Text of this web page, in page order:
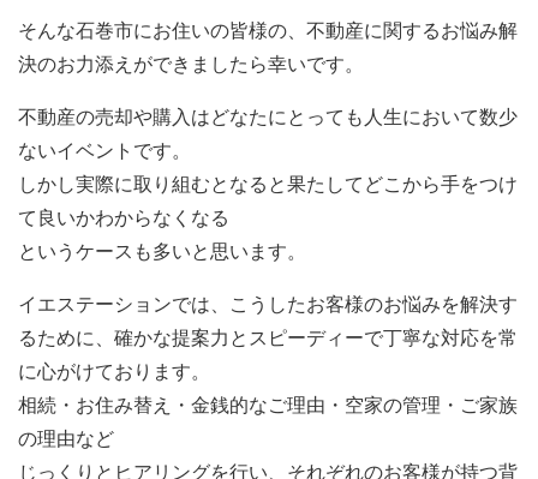
はその他の方から苦情又は相談を受けた場合には、誠
実にこれに対応し、 また必要に応じて当社における
【個人情報に関する公表事項】
1．当社の名称
2．個人情報保護に関する責任者
高尾昇
そんな石巻市にお住いの皆様の、不動産に関するお悩み解
決のお力添えができましたら幸いです。
不動産の売却や購入はどなたにとっても人生において数少
ないイベントです。
しかし実際に取り組むとなると果たしてどこから手をつけ
て良いかわからなくなる
というケースも多いと思います。
イエステーションでは、こうしたお客様のお悩みを解決す
るために、確かな提案力とスピーディーで丁寧な対応を常
に心がけております。
相続・お住み替え・金銭的なご理由・空家の管理・ご家族
の理由など
じっくりとヒアリングを行い、それぞれのお客様が持つ背